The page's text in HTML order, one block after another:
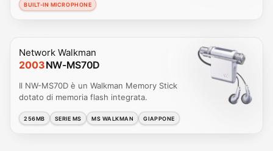
BUILT-IN MICROPHONE
Network Walkman
2003NW-MS70D
Il NW-MS70D è un Walkman Memory Stick
dotato di memoria flash integrata.
256MB SERIE MS MS WALKMAN GIAPPONE